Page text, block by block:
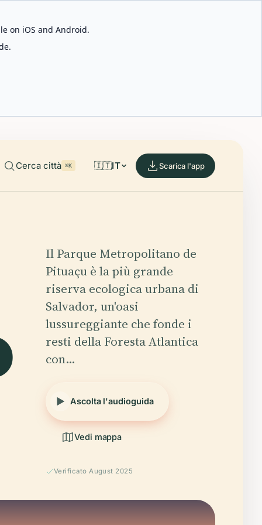
on iOS and Android.
Cerca città ⌘K 🇮🇹IT Scarica l'app
Il Parque Metropolitano de
Pituaçu è la più grande
riserva ecologica urbana di
Salvador, un'oasi
lussureggiante che fonde i
resti della Foresta Atlantica
con…
Ascolta l'audioguida
Vedi mappa
Verificato August 2025